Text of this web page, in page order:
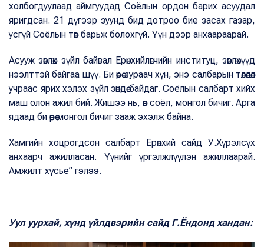
холбогдуулаад аймгуудад Соёлын ордон барих асуудал
яригдсан. 21 дүгээр зуунд бид дотроо бие засах газар,
усгүй Соёлын төв барьж болохгүй. Үүн дээр анхаараарай.
Асууж зөвлөх зүйл байвал Ерөнхийлөгчийн институц, зөвлөхүүд
нээлттэй байгаа шүү. Би өөрөө зураач хүн, энэ салбарын төлөөлөл
учраас ярих хэлэх зүйл зөндөө байдаг. Соёлын салбарт хийх
маш олон ажил бий. Жишээ нь, өв соёл, монгол бичиг. Арга
ядаад би өөрөө монгол бичиг зааж эхэлж байна.
Хамгийн хоцрогдсон салбарт Ерөнхий сайд У.Хүрэлсүх
анхаарч ажилласан. Үүнийг үргэлжлүүлэн ажиллаарай.
Амжилт хүсье” гэлээ.
Уул уурхай, хүнд үйлдвэрийн сайд Г.Ёндонд хандан: